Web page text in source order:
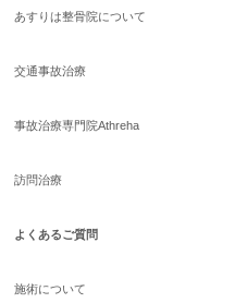
あすりは整骨院について
交通事故治療
事故治療専門院Athreha
訪問治療
よくあるご質問
施術について